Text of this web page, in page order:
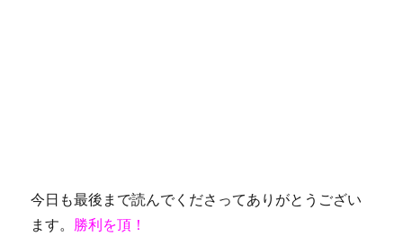
今日も最後まで読んでくださってありがとうござい
ます。 勝利を頂！